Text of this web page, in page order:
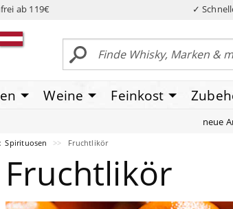
ab 119€ ✓
Weine Feinkost
neue
Spirituosen Fruchtlikör
Fruchtlikör